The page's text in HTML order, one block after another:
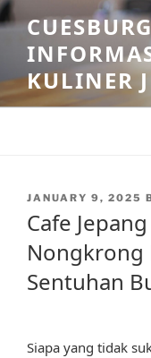
Skip
to
content
KULINER
POSTED
JANUARY 9, 2025
Cafe
Nongkrong
Sentuhan
Siapa yang tidak